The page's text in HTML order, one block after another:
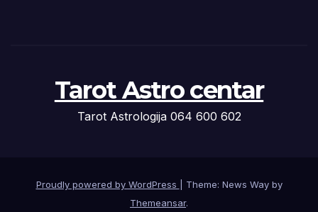
Tarot Astro centar
Tarot Astrologija 064 600 602
Proudly powered by WordPress
Theme: News Way by
Themeansar.